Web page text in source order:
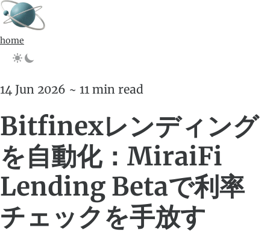
home
14 Jun 2026 ~ 11 min read
Bitfinexレンディング
を自動化：MiraiFi
Lending Betaで利率
チェックを手放す